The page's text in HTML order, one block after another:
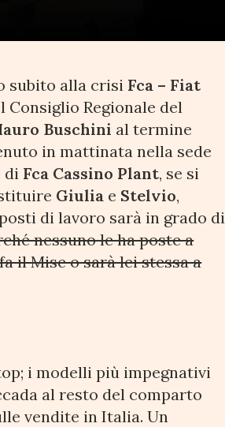
subito alla crisi Fca – Fiat
Regionale del
Buschini al termine
in mattinata nella sede
di Fca Cassino Plant, se si
Giulia e Stelvio,
di lavoro sarà in grado di
nessuno le ha poste a
il Mise o sarà lei stessa a
i modelli più impegnativi
al resto del comparto
vendite in Italia. Un